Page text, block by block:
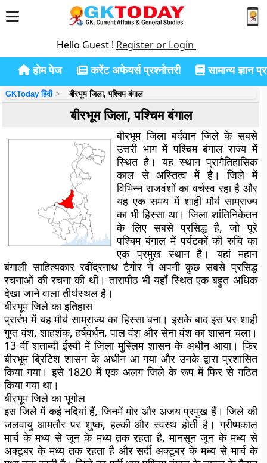
Hello Guest ! Register or Login
होम पेज करेंट अफेयर्स प्रश्नोत्तरी सामान्य ज्ञान
GKToday हिंदी बीरभूम जिला, पश्चिम बंगाल
बीरभूम जिला, पश्चिम बंगाल
बीरभूम जिला बर्दवान जिले के सबसे
उत्तरी भाग में पश्चिम बंगाल राज्य में
स्थित है। यह स्थान प्रागैतिहासिक
काल से अस्तित्व में है। जिले में
विभिन्न राजवंशों का वर्चस्व रहा है और
यह एक समय में शाही मौर्य साम्राज्य
का भी हिस्सा था। जिला शांतिनिकेतन
के लिए सबसे प्रसिद्ध है, जो पूरे
पश्चिम बंगाल में पर्यटकों की रुचि का
एक प्रमुख स्थान है। यहां महान
बंगाली साहित्यकार रवींद्रनाथ टैगोर ने अपनी कुछ सबसे प्रसिद्ध
रचनाओं की रचना की थी। तारापीठ भी यहाँ स्थित एक बहुत अधिक
देखा जाने वाला तीर्थस्थल है।
बीरभूम जिले का इतिहास
प्रारंभ में यह मौर्य साम्राज्य का हिस्सा बना। इसके बाद इस पर शाही
गुप्त वंश, शाहशंक, हर्षवर्धन, पाल वंश और सेना वंश का शासन चला।
13 वीं शताब्दी ईस्वी में जिला मुस्लिम शासन के अधीन आया। फिर
बीरभूम ब्रिटिश शासन के अधीन आ गया और उनके द्वारा प्रशासित
किया गया। इसे 1820 में एक अलग जिले के रूप में फिर से गठित
किया गया था।
बीरभूम जिले का भूगोल
इस जिले में कई नदियां हैं, जिनमें मोर और अजय प्रमुख हैं। जिले की
जलवायु आमतौर पर शुष्क, हल्की और स्वस्थ होती है। ग्रीष्मकाल
मार्च के मध्य से जून के मध्य तक रहता है, मानसून जून के मध्य से
अक्टूबर के मध्य तक रहता है और सर्दी अक्टूबर के मध्य से मार्च के